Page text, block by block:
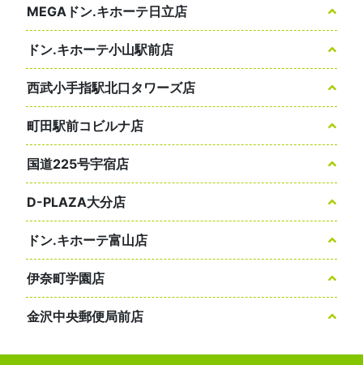
MEGAドン.キホーテ日立店
ドン.キホーテ小山駅前店
西武小手指駅北口タワーズ店
町田駅前コビルナ店
国道225号宇宿店
D-PLAZA大分店
ドン.キホーテ富山店
伊奈町学園店
金沢中央郵便局前店